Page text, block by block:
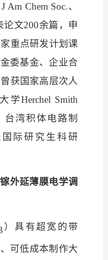
Am Chem Soc.、
论文200余篇，申
重点研发计划课
委基金、企业合
获国家高层次人
学Herchel Smith
台湾积体电路制
际研究生科研
外延薄膜电学调
）具有超宽的带
可低成本制作大